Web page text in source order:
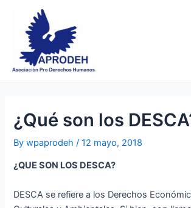
content
¿Qué son los
Bywpaprodeh/12 mayo, 2018
¿QUE SON LOS DESCA?
DESCA se refiere a los Derechos
navigation